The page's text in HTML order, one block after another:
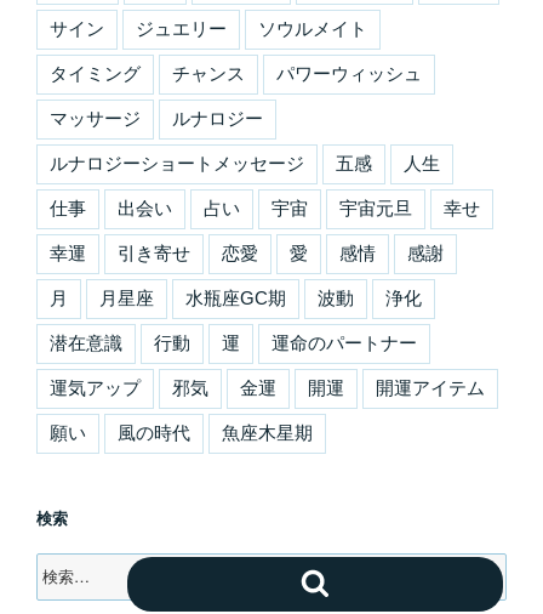
サイン ジュエリー ソウルメイト
タイミング チャンス パワーウィッシュ
マッサージ ルナロジー
ルナロジーショートメッセージ 五感 人生
仕事 出会い 占い 宇宙 宇宙元旦 幸せ
幸運 引き寄せ 恋愛 愛 感情 感謝
月 月星座 水瓶座GC期 波動 浄化
潜在意識 行動 運 運命のパートナー
運気アップ 邪気 金運 開運 開運アイテム
願い 風の時代 魚座木星期
検索
検
索:
索